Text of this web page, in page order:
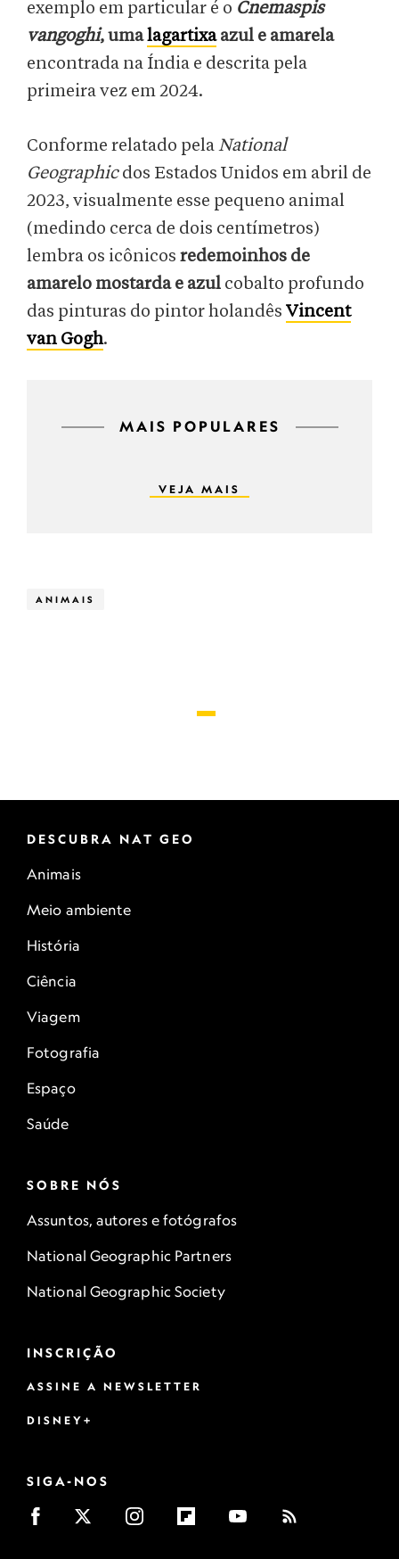
exemplo em particular é o Cnemaspis
vangoghi, umalagartixaazul e amarela
encontrada na Índia e descrita pela
primeira vez em 2024.
Conforme relatado pelaNational
Geographicdos Estados Unidos em abril de
2023, visualmente esse pequeno animal
(medindo cerca de dois centímetros)
lembra os icônicos redemoinhos de
amarelo mostarda e azul cobalto profundo
das pinturas do pintor holandês Vincent
van Gogh.
MAIS POPULARES
VEJA MAIS
ANIMAIS
DESCUBRA NAT GEO
Animais
Meio ambiente
História
Ciência
Viagem
Fotografia
Espaço
Saúde
SOBRE NÓS
Assuntos, autores e fotógrafos
National Geographic Partners
National Geographic Society
INSCRIÇÃO
ASSINE A NEWSLETTER
DISNEY+
SIGA-NOS